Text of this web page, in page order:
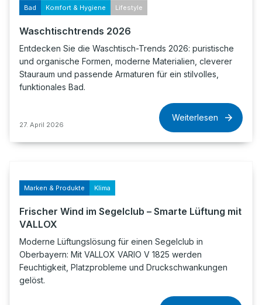
Bad Komfort & Hygiene Lifestyle
Waschtischtrends 2026
Entdecken Sie die Waschtisch-Trends 2026: puristische
und organische Formen, moderne Materialien, cleverer
Stauraum und passende Armaturen für ein stilvolles,
funktionales Bad.
27. April 2026
Weiterlesen
Marken & Produkte Klima
Frischer Wind im Segelclub – Smarte Lüftung mit
VALLOX
Moderne Lüftungslösung für einen Segelclub in
Oberbayern: Mit VALLOX VARIO V 1825 werden
Feuchtigkeit, Platzprobleme und Druckschwankungen
gelöst.